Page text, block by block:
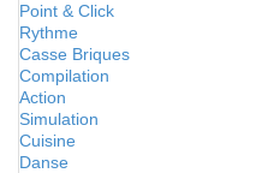
Point & Click
Rythme
Casse Briques
Compilation
Action
Simulation
Cuisine
Danse